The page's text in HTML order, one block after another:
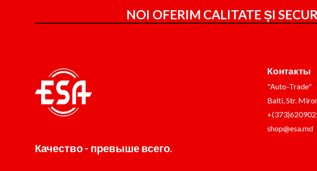
NOI OFERIM CALITATE ȘI
Качество - превыше всего.
Контакты
"Auto-Trade"
Balti, Str.
shop@esa.md